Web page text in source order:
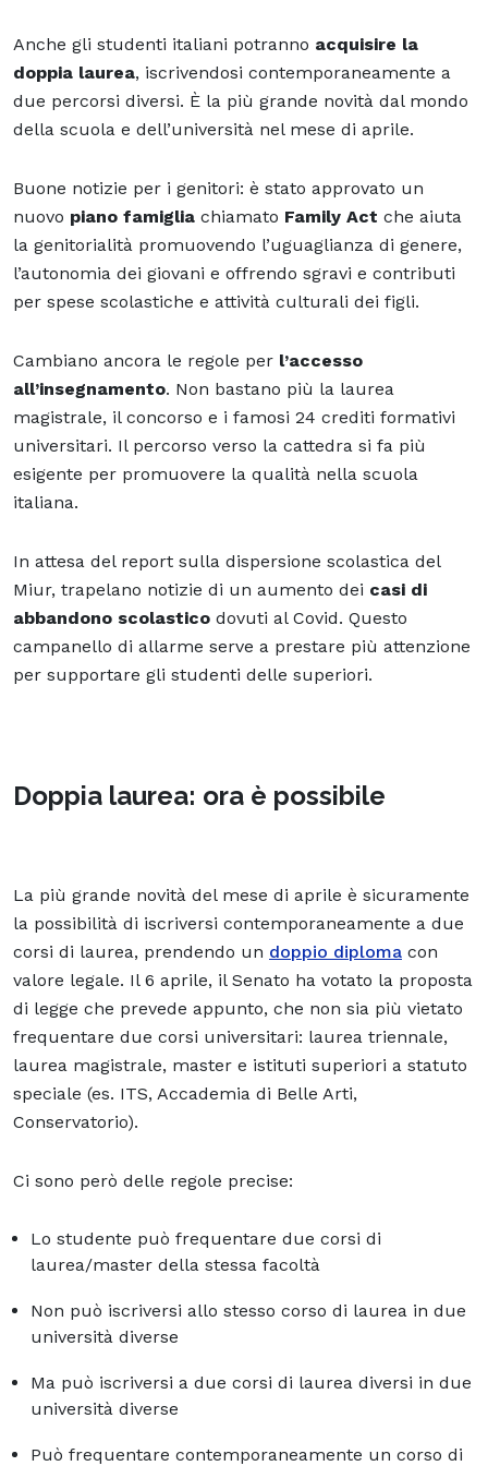
Anche gli studenti italiani potranno acquisire la
doppia laurea, iscrivendosi contemporaneamente a
due percorsi diversi. È la più grande novità dal mondo
della scuola e dell’università nel mese di aprile.
Buone notizie per i genitori: è stato approvato un
nuovo piano famiglia chiamato Family Act che aiuta
la genitorialità promuovendo l’uguaglianza di genere,
l’autonomia dei giovani e offrendo sgravi e contributi
per spese scolastiche e attività culturali dei figli.
Cambiano ancora le regole per l’accesso
all’insegnamento. Non bastano più la laurea
magistrale, il concorso e i famosi 24 crediti formativi
universitari. Il percorso verso la cattedra si fa più
esigente per promuovere la qualità nella scuola
italiana.
In attesa del report sulla dispersione scolastica del
Miur, trapelano notizie di un aumento dei casi di
abbandono scolastico dovuti al Covid. Questo
campanello di allarme serve a prestare più attenzione
per supportare gli studenti delle superiori.
Doppia laurea: ora è possibile
La più grande novità del mese di aprile è sicuramente
la possibilità di iscriversi contemporaneamente a due
corsi di laurea, prendendo un doppio diploma con
valore legale. Il 6 aprile, il Senato ha votato la proposta
di legge che prevede appunto, che non sia più vietato
frequentare due corsi universitari: laurea triennale,
laurea magistrale, master e istituti superiori a statuto
speciale (es. ITS, Accademia di Belle Arti,
Conservatorio).
Ci sono però delle regole precise:
Lo studente può frequentare due corsi di
laurea/master della stessa facoltà
Non può iscriversi allo stesso corso di laurea in due
università diverse
Ma può iscriversi a due corsi di laurea diversi in due
università diverse
Può frequentare contemporaneamente un corso di